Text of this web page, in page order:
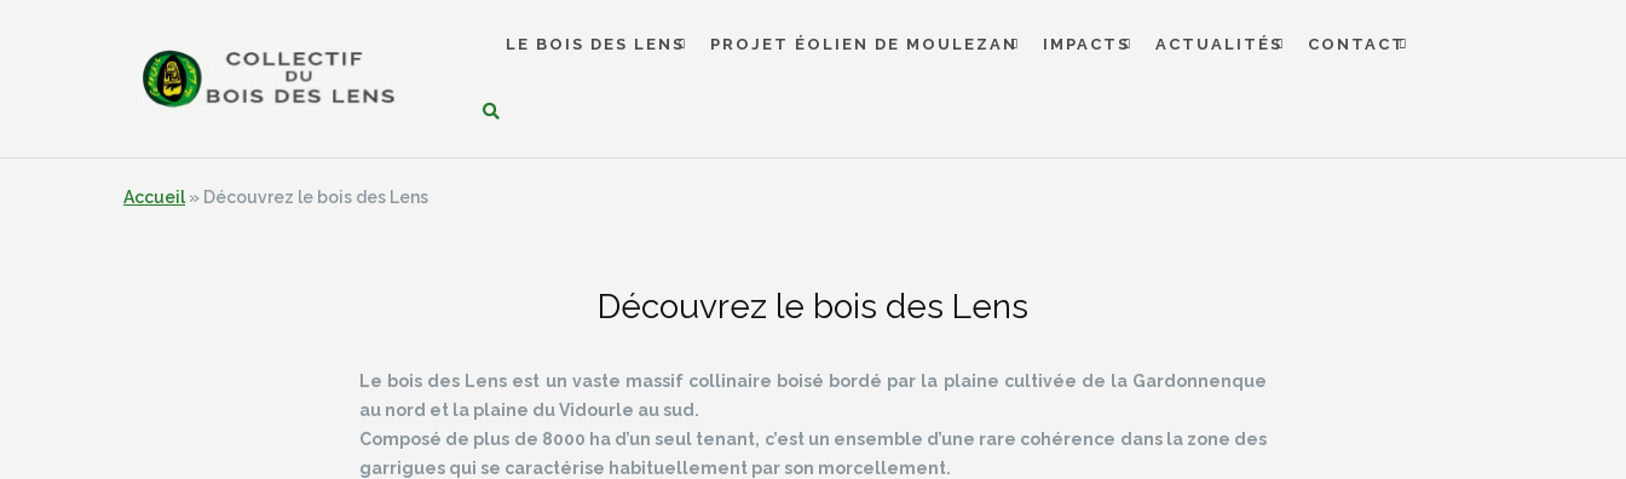
LE BOIS DES LENS PROJET ÉOLIEN DE MOULEZAN IMPACTS ACTUALITÉS CONTACT
Accueil » Découvrez le bois des Lens
Découvrez le bois des Lens
Le bois des Lens est un vaste massif collinaire boisé bordé par la plaine cultivée de la Gardonnenque
au nord et la plaine du Vidourle au sud.
Composé de plus de 8000 ha d’un seul tenant, c’est un ensemble d’une rare cohérence dans la zone des
garrigues qui se caractérise habituellement par son morcellement.